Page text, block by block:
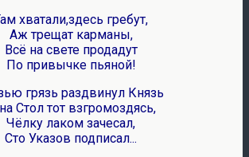
хватали,здесь гребут,
Аж трещат карманы,
Всё на свете продадут
По привычке пьяной!
грязь раздвинул Князь
Стол тот взгромоздясь,
Чёлку лаком зачесал,
Сто Указов подписал...